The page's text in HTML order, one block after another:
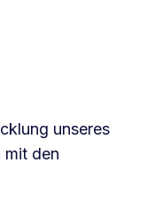
unseres
mit den